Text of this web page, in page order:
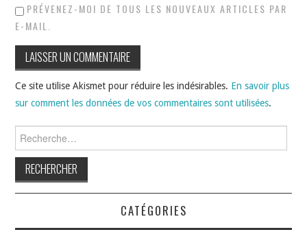
PRÉVENEZ-MOI DE TOUS LES NOUVEAUX ARTICLES PAR
E-MAIL.
Ce site utilise Akismet pour réduire les indésirables. En savoir plus
sur comment les données de vos commentaires sont utilisées.
CATÉGORIES